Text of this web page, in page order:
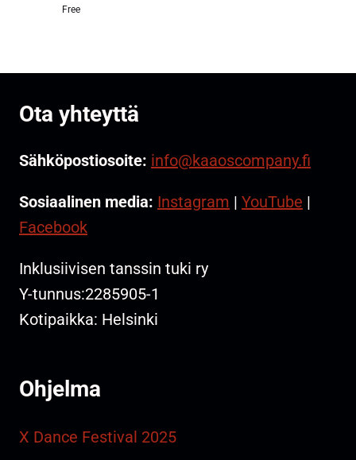
Free
Ota yhteyttä
Sähköpostiosoite: info@kaaoscompany.fi
Sosiaalinen media: Instagram | YouTube |
Facebook
Inklusiivisen tanssin tuki ry
Y-tunnus:2285905-1
Kotipaikka: Helsinki
Ohjelma
X Dance Festival 2025